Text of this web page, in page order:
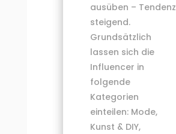
ausüben – Tendenz
steigend.
Grundsätzlich
lassen sich die
Influencer in
folgende
Kategorien
einteilen: Mode,
Kunst & DIY,